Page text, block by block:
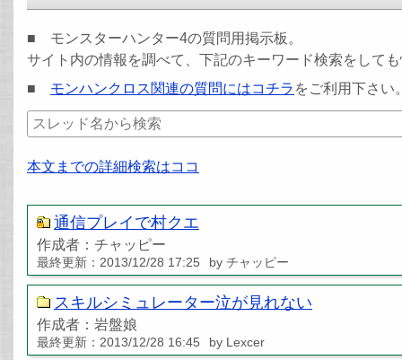
■ モンスターハンター4の質問用掲示板。
サイト内の情報を調べて、下記のキーワード検索をして
■ モンハンクロス関連の質問にはコチラ をご利用下さい
本文までの詳細検索はココ
通信プレイで村クエ
作成者：チャッピー
最終更新：2013/12/28 17:25 by チャッピー
スキルシミュレーター泣が見れない
作成者：岩盤娘
最終更新：2013/12/28 16:45 by Lexcer